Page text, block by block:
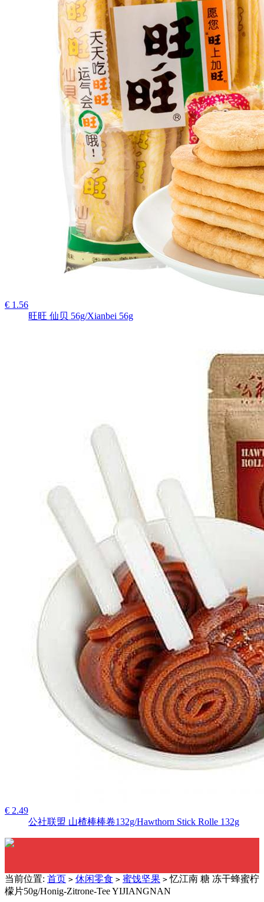
€ 1.56
旺旺 仙贝 56g/Xianbei 56g
€ 2.49
公社联盟 山楂棒棒卷132g/Hawthorn Stick Rolle 132g
当前位置: 首页 > 休闲零食 > 蜜饯坚果 > 忆江南 糖 冻干蜂蜜柠
檬片50g/Honig-Zitrone-Tee YIJIANGNAN